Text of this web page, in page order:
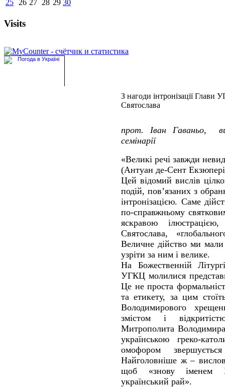
25 26 27 28 29 30
Visits
З нагоди інтронізації
Святослава
прот. Іван Гаваньо,
семінарії
«Великі речі завжди
(Антуан де-Сент
Цей відомий вислів
подій, пов’язаних з
інтронізацією. Саме
по-справжньому
яскравою
Святослава,
Величне дійство ми мали
узріти за ним і велике.
На Божественній
УГКЦ молилися
Це не проста
та етикету, за цим
Володимирового
змістом і
Митрополита
українською греко-
омофором
Найголовніше ж –
щоб «знову іменем
український рай».